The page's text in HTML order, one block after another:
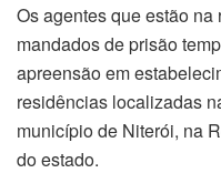
Os agentes que estão
mandados de prisão
apreensão em
residências localizadas
município de Niterói, na
do estado.